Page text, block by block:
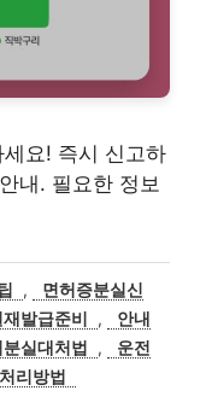
요! 즉시 신고하
내. 필요한 정보
,
면허증분실신
발급준비 ,
안내
실대처법 ,
운전
리방법